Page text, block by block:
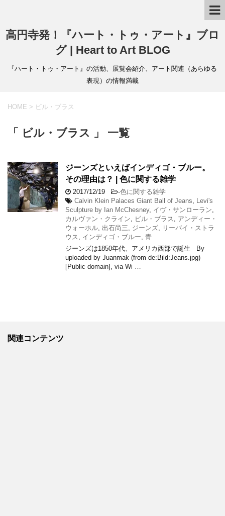
高円寺発！『ハート・トゥ・アート』ブロ
グ | Heart to Art BLOG
『ハート・トゥ・アート』の活動、展覧会紹介、アート関連（あらゆる
表現）の情報満載
HOME > ビル・ブラス
「 ビル・ブラス 」 一覧
ジーンズといえばインディゴ・ブルー。
その理由は？ | 色に関する雑学
2017/12/19 -色に関する雑学
Calvin Klein Palaces Giant Ball of Jeans
Levi's
Sculpture by Ian McChesney, イヴ・サンローラン
カルヴァン・クライン
ビル・ブラス
アンディー・
ウォーホル 出石尚三 ジーンズ
リーバイ・ストラ
ウス
インディゴ・ブルー 青
ジーンズは1850年代、アメリカ西部で誕生 By
uploaded by Juanmak (from de:Bild:Jeans.jpg)
[Public domain], via Wi …
関連コンテンツ